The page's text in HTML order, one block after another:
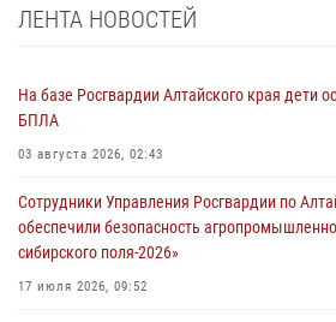
ЛЕНТА НОВОСТЕЙ
На базе Росгвардии Алтайского края дети
БПЛА
03 августа 2026, 02:43
Сотрудники Управления Росгвардии по
обеспечили безопасность
сибирского поля-2026»
17 июля 2026, 09:52